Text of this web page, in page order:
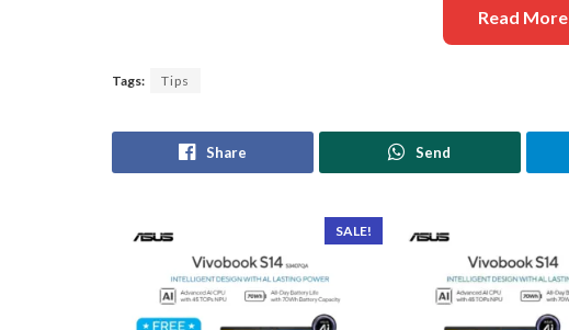
Read More
Tags: Tips
Share Send
SALE!